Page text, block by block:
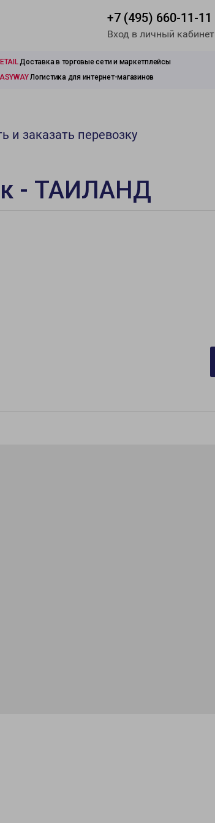
+7 (495) 660-11-11
Вход в личный кабинет
Доставка в торговые сети и маркетплейсы
Логистика для интернет-магазинов
и заказать перевозку
- ТАИЛАНД